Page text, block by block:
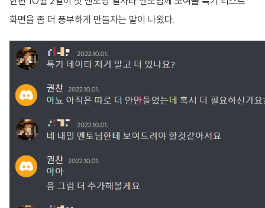
화면을 좀 더 풍부하게 만들자는 말이 나왔다.